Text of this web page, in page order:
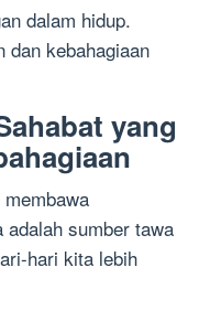
dalam hidup.
dan kebahagiaan
yang
adalah sumber tawa
hari kita lebih